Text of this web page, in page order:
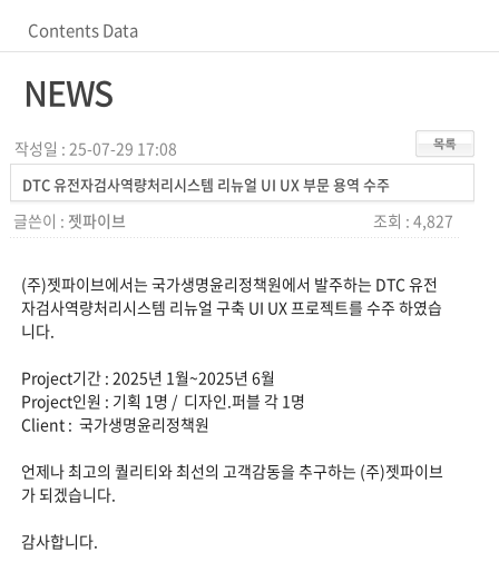
Contents Data
NEWS
작성일 : 25-07-29 17:08
DTC 유전자검사역량처리시스템 리뉴얼 UI UX 부문 용역 수주
글쓴이 : 젯파이브 조회 : 4,827
(주)젯파이브에서는 국가생명윤리정책원에서 발주하는 DTC 유전
자검사역량처리시스템 리뉴얼 구축 UI UX 프로젝트를 수주 하였습
니다.
Project기간 : 2025년 1월~2025년 6월
Project인원 : 기획 1명 / 디자인.퍼블 각 1명
Client : 국가생명윤리정책원
언제나 최고의 퀄리티와 최선의 고객감동을 추구하는 (주)젯파이브
가 되겠습니다.
감사합니다.